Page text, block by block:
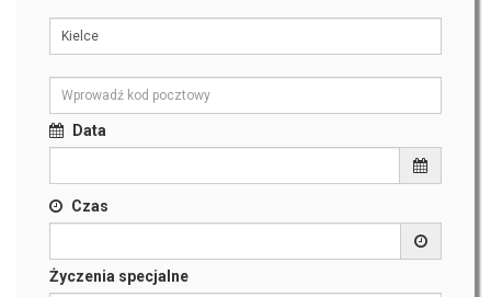
Data
Czas
Życzenia specjalne